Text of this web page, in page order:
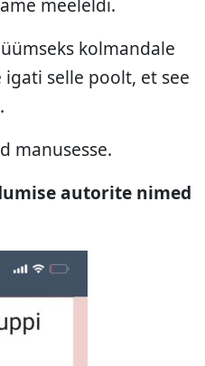
kolmandale
selle poolt, et see
manusesse.
autorite nimed